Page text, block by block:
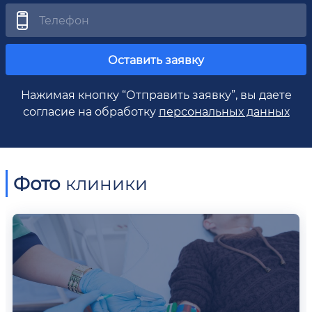
Оставить заявку
Нажимая кнопку “Отправить заявку”, вы даете
согласие на обработку персональных данных
Фото клиники